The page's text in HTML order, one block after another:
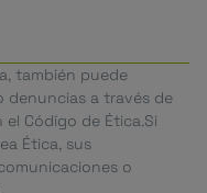
también puede
denuncias a través de
Código de Ética.Si
Ética, sus
o